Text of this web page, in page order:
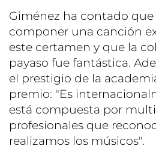
Giménez ha contado que
componer una canción
este certamen y que la
payaso fue fantástica.
el prestigio de la
premio: "Es
está compuesta por
profesionales que
realizamos los músicos".